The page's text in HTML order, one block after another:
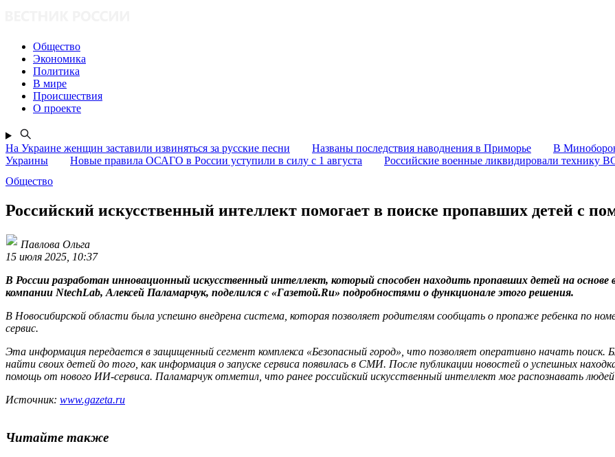
Общество
Экономика
Политика
В мире
Происшествия
О проекте
На Украине женщин заставили извиняться за русские песни Названы последствия наводнения в Приморье
В
Украины
Новые правила ОСАГО в России уступили в силу с 1 августа
Российские военные ликвидировали технику
Общество
Российский искусственный интеллект помогает в поиске пропавших детей с
Павлова Ольга
15 июля 2025, 10:37
В России разработан инновационный искусственный интеллект, который способен находить пропавших детей на основе
компании NtechLab, Алексей Паламарчук, поделился с «Газетой.Ru» подробностями о функционале этого решения.
В Новосибирской области была успешно внедрена система, которая позволяет родителям сообщать о пропаже ребенка по
сервис.
Эта информация передается в защищенный сегмент комплекса «Безопасный город», что позволяет оперативно начать поиск.
найти своих детей до того, как информация о запуске сервиса появилась в СМИ. После публикации новостей о успешных
помощь от нового ИИ-сервиса. Паламарчук отметил, что ранее российский искусственный интеллект мог распознавать
Источник: www.gazeta.ru
Читайте также